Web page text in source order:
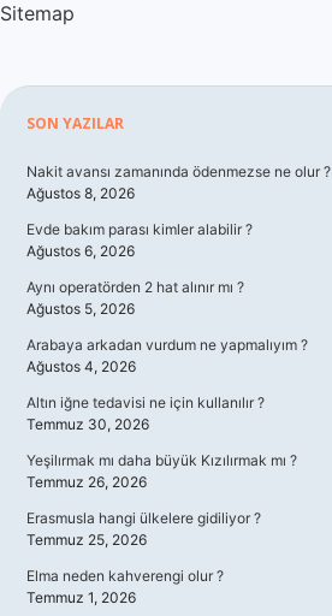
Sitemap
Sidebar
SON YAZILAR
Nakit avansı zamanında ödenmezse ne olur ?
Ağustos 8, 2026
Evde bakım parası kimler alabilir ?
Ağustos 6, 2026
Aynı operatörden 2 hat alınır mı ?
Ağustos 5, 2026
Arabaya arkadan vurdum ne yapmalıyım ?
Ağustos 4, 2026
Altın iğne tedavisi ne için kullanılır ?
Temmuz 30, 2026
Yeşilırmak mı daha büyük Kızılırmak mı ?
Temmuz 26, 2026
Erasmusla hangi ülkelere gidiliyor ?
Temmuz 25, 2026
Elma neden kahverengi olur ?
Temmuz 1, 2026